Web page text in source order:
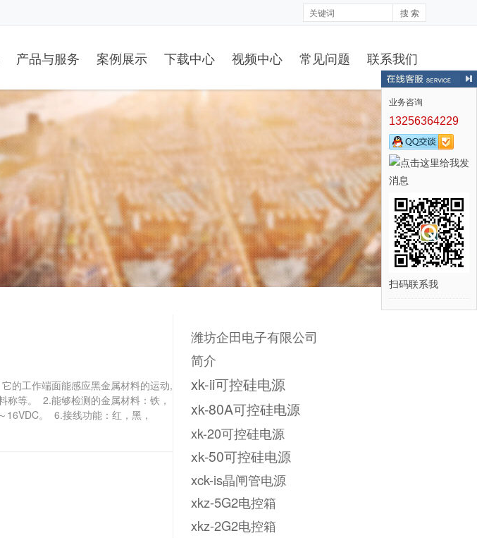
搜 索
产品与服务 案例展示 下载中心 视频中心 常见问题 联系我们
的工作端面能感应黑金属材料的运动,
称等。 2.能够检测的金属材料：铁，
。 6.接线功能：红，黑，
潍坊企田电子有限公司
简介
xk-ii可控硅电源
xk-80A可控硅电源
xk-20可控硅电源
xk-50可控硅电源
xck-is晶闸管电源
xkz-5G2电控箱
xkz-2G2电控箱
业务咨询
13256364229
扫码联系我